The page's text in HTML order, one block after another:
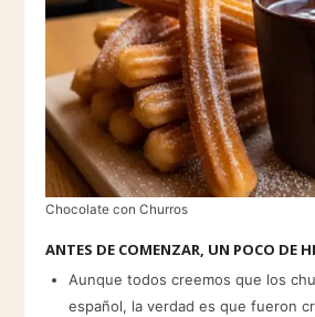
Chocolate con Churros
ANTES DE COMENZAR, UN POCO DE
Aunque todos creemos que los
español, la verdad es que fueron